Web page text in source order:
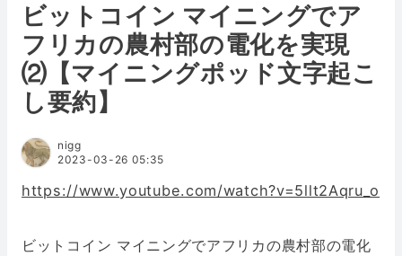
ビットコイン マイニングでア
フリカの農村部の電化を実現
⑵【マイニングポッド文字起こ
し要約】
nigg
2023-03-26 05:35
https://www.youtube.com/watch?v=5llt2Aqru_o
ビットコイン マイニングでアフリカの農村部の電化